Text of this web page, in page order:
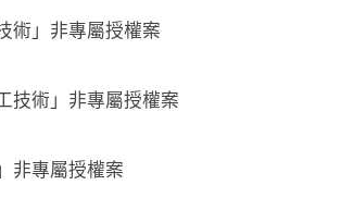
術」非專屬授權案
技術」非專屬授權案
非專屬授權案